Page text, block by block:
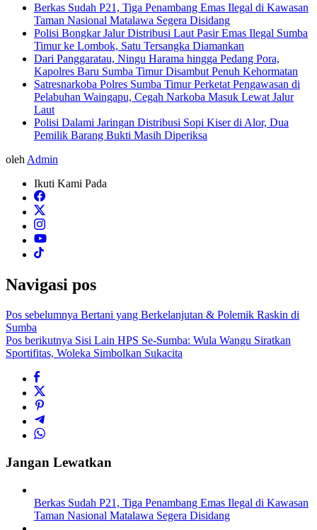
Berkas Sudah P21, Tiga Penambang Emas Ilegal di Kawasan
Taman Nasional Matalawa Segera Disidang
Polisi Bongkar Jalur Distribusi Laut Pasir Emas Ilegal Sumba
Timur ke Lombok, Satu Tersangka Diamankan
Dari Panggaratau, Ningu Harama hingga Pedang Pora,
Kapolres Baru Sumba Timur Disambut Penuh Kehormatan
Satresnarkoba Polres Sumba Timur Perketat Pengawasan di
Pelabuhan Waingapu, Cegah Narkoba Masuk Lewat Jalur
Laut
Polisi Dalami Jaringan Distribusi Sopi Kiser di Alor, Dua
Pemilik Barang Bukti Masih Diperiksa
oleh Admin
Ikuti Kami Pada
Navigasi pos
Pos sebelumnya Bertani yang Berkelanjutan & Polemik Raskin di
Sumba
Pos berikutnya Sisi Lain HPS Se-Sumba: Wula Wangu Siratkan
Sportifitas, Woleka Simbolkan Sukacita
Jangan Lewatkan
Berkas Sudah P21, Tiga Penambang Emas Ilegal di Kawasan
Taman Nasional Matalawa Segera Disidang